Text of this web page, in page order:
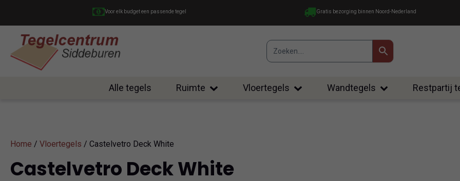
Voor elk budget een passende tegel Gratis bezorging binnen Noord-Nederland
Alle tegels Ruimte Vloertegels Wandtegels Restpartij
Home / Vloertegels / Castelvetro Deck White
Castelvetro Deck White